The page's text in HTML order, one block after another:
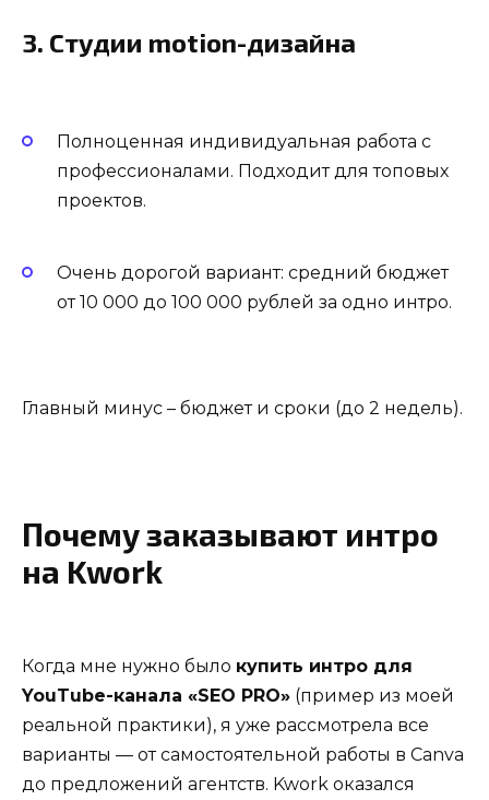
3. Студии motion-дизайна
Полноценная индивидуальная работа с
профессионалами. Подходит для топовых
проектов.
Очень дорогой вариант: средний бюджет
от 10 000 до 100 000 рублей за одно интро.
Главный минус – бюджет и сроки (до 2 недель).
Почему заказывают интро
на Kwork
Когда мне нужно было купить интро для
YouTube-канала «SEO PRO» (пример из моей
реальной практики), я уже рассмотрела все
варианты — от самостоятельной работы в Canva
до предложений агентств. Kwork оказался